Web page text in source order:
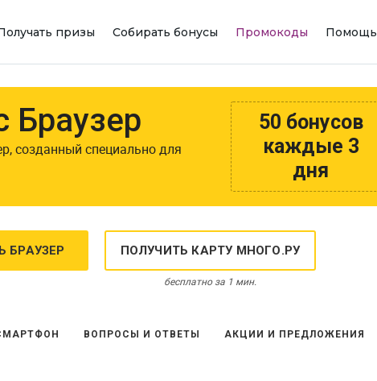
призы Собирать бонусы Промокоды Помощь
50 бонусов
каждые 3
дня
Браузер
созданный специально для
БРАУЗЕР ПОЛУЧИТЬ КАРТУ МНОГО.РУ
бесплатно за 1 мин.
ВОПРОСЫ И ОТВЕТЫ АКЦИИ И ПРЕДЛОЖЕНИЯ